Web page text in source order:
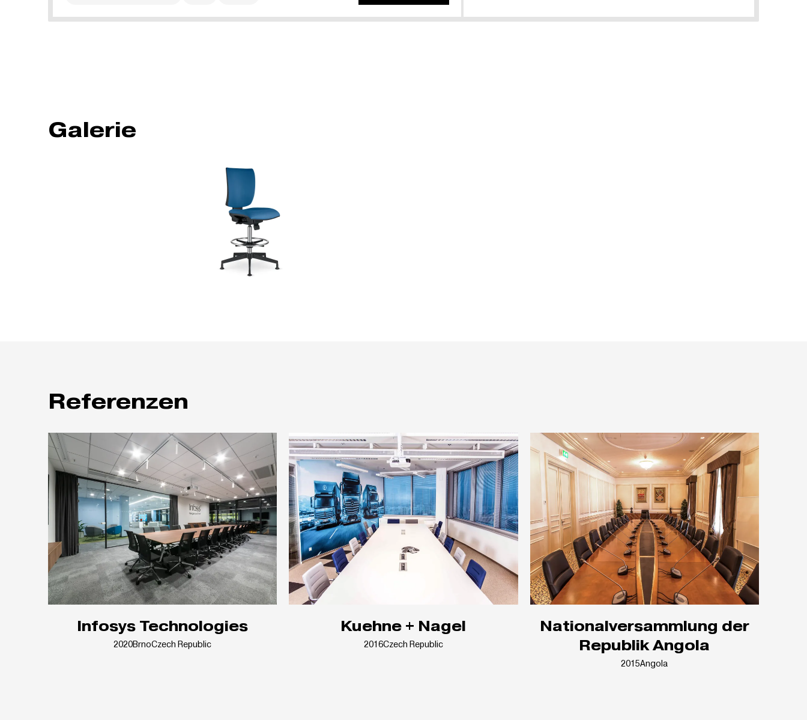
Galerie
Referenzen
Infosys Technologies
2020BrnoCzech Republic
Kuehne + Nagel
2016Czech Republic
Nationalversammlung der
Republik Angola
2015Angola